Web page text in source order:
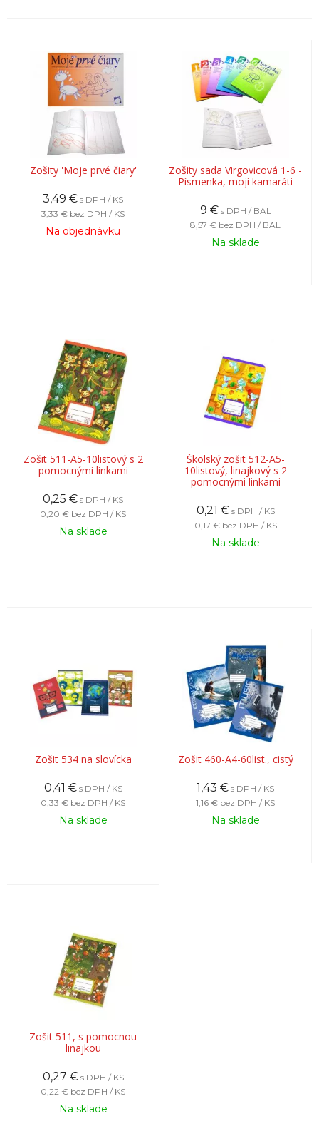
Zošity 'Moje prvé čiary'
3,49 € s DPH / KS
3,33 € bez DPH / KS
Na objednávku
Zošity sada Virgovicová 1-6 -
Písmenka, moji kamaráti
9 € s DPH / BAL
8,57 € bez DPH / BAL
Na sklade
Zošit 511-A5-10listový s 2
pomocnými linkami
0,25 € s DPH / KS
0,20 € bez DPH / KS
Na sklade
Školský zošit 512-A5-
10listový, linajkový s 2
pomocnými linkami
0,21 € s DPH / KS
0,17 € bez DPH / KS
Na sklade
Zošit 534 na slovícka
0,41 € s DPH / KS
0,33 € bez DPH / KS
Na sklade
Zošit 460-A4-60list., cistý
1,43 € s DPH / KS
1,16 € bez DPH / KS
Na sklade
Zošit 511, s pomocnou
linajkou
0,27 € s DPH / KS
0,22 € bez DPH / KS
Na sklade